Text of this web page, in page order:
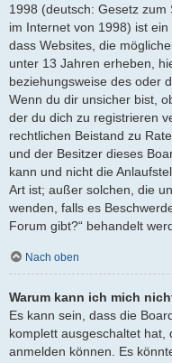
1998 (deutsch: Gesetz
im Internet von 1998) ist
dass Websites, die
unter 13 Jahren erheben,
beziehungsweise des oder
Wenn du dir unsicher bist,
der du dich zu registrieren
rechtlichen Beistand zu
und der Besitzer dieses
kann und nicht die
Art ist; außer solchen, die
wenden, falls es
Forum gibt?“ behandelt
Nach oben
Warum kann ich mich
Es kann sein, dass die
komplett ausgeschaltet
anmelden können. Es